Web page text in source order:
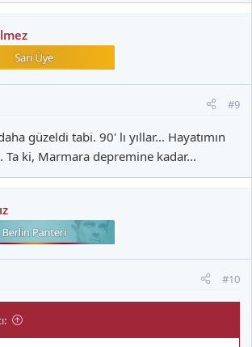
#9
güzeldi tabi. 90' lı yıllar... Hayatımın
Ta ki, Marmara depremine kadar...
#10